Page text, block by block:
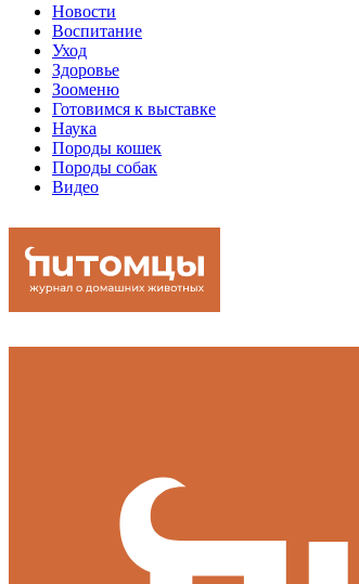
Новости
Воспитание
Уход
Здоровье
Зооменю
Готовимся к выставке
Наука
Породы кошек
Породы собак
Видео